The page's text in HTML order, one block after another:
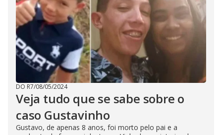
DO R7/08/05/2024
Veja tudo que se sabe sobre o
caso Gustavinho
Gustavo, de apenas 8 anos, foi morto pelo pai e a